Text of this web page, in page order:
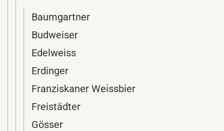
Baumgartner
Budweiser
Edelweiss
Erdinger
Franziskaner Weissbier
Freistädter
Gösser